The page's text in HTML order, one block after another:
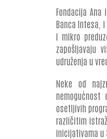
Fondacija
Banca Intesa,
i mikro
zapošljavaju
udruženja u
Neke od
osetljivih
različitim
inicijativama u